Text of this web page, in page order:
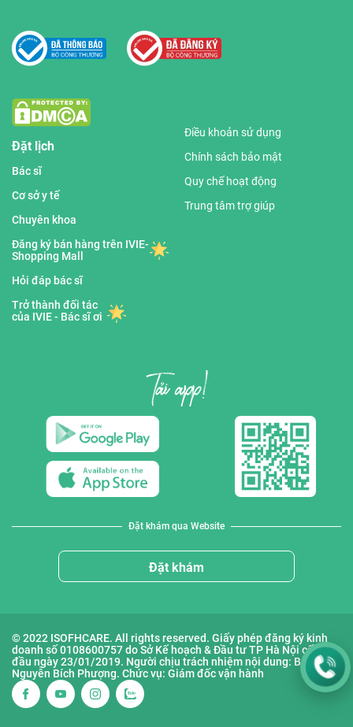
Đặt lịch
Bác sĩ
Cơ sở y tế
Chuyên khoa
Đăng ký bán hàng trên IVIE-
Shopping Mall
Hỏi đáp bác sĩ
Trở thành đối tác
của IVIE - Bác sĩ ơi
Điều khoản sử dụng
Chính sách bảo mật
Quy chế hoạt động
Trung tâm trợ giúp
Đặt khám qua Website
Đặt khám
© 2022 ISOFHCARE. All rights reserved. Giấy phép đăng ký kinh
doanh số 0108600757 do Sở Kế hoạch & Đầu tư TP Hà Nội cấp lần
đầu ngày 23/01/2019. Người chịu trách nhiệm nội dung: Bà
Nguyễn Bích Phượng. Chức vụ: Giám đốc vận hành